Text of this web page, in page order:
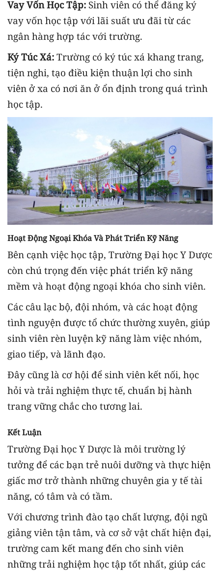
Vay Vốn Học Tập: Sinh viên có thể đăng ký
vay vốn học tập với lãi suất ưu đãi từ các
ngân hàng hợp tác với trường.
Ký Túc Xá: Trường có ký túc xá khang trang,
tiện nghi, tạo điều kiện thuận lợi cho sinh
viên ở xa có nơi ăn ở ổn định trong quá trình
học tập.
Hoạt Động Ngoại Khóa Và Phát Triển Kỹ Năng
Bên cạnh việc học tập, Trường Đại học Y Dược
còn chú trọng đến việc phát triển kỹ năng
mềm và hoạt động ngoại khóa cho sinh viên.
Các câu lạc bộ, đội nhóm, và các hoạt động
tình nguyện được tổ chức thường xuyên, giúp
sinh viên rèn luyện kỹ năng làm việc nhóm,
giao tiếp, và lãnh đạo.
Đây cũng là cơ hội để sinh viên kết nối, học
hỏi và trải nghiệm thực tế, chuẩn bị hành
trang vững chắc cho tương lai.
Kết Luận
Trường Đại học Y Dược là môi trường lý
tưởng để các bạn trẻ nuôi dưỡng và thực hiện
giấc mơ trở thành những chuyên gia y tế tài
năng, có tâm và có tầm.
Với chương trình đào tạo chất lượng, đội ngũ
giảng viên tận tâm, và cơ sở vật chất hiện đại,
trường cam kết mang đến cho sinh viên
những trải nghiệm học tập tốt nhất, giúp các